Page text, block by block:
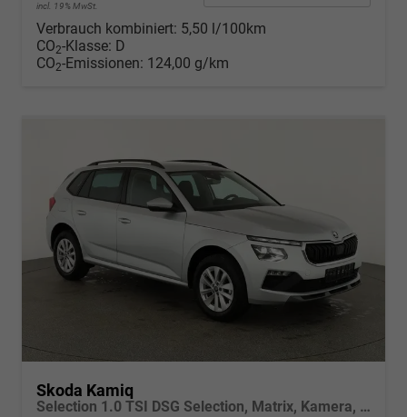
incl. 19% MwSt.
Verbrauch kombiniert: 5,50 l/100km
CO2-Klasse: D
CO2-Emissionen: 124,00 g/km
Skoda Kamiq
Selection 1.0 TSI DSG Selection, Matrix, Kamera, Winter, 16-Zoll, 4-J Garantie